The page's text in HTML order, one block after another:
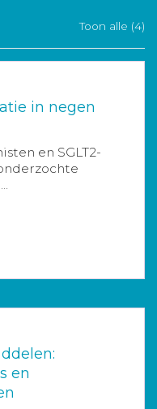
Toon alle (4)
in negen
en SGLT2-
en